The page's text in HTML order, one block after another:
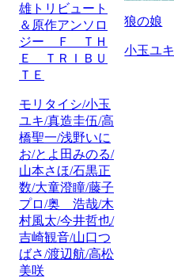
雄トリビュート
＆原作アンソロ
ジー Ｆ ＴＨ
Ｅ ＴＲＩＢＵ
ＴＥ
モリタイシ/小玉
ユキ/真造圭伍/高
橋聖一/浅野いに
お/とよ田みのる/
山本さほ/石黒正
数/大童澄瞳/藤子
プロ/奥 浩哉/木
村風太/今井哲也/
吉崎観音/山口つ
ばさ/渡辺航/高松
美咲
狼の娘
小玉ユキ